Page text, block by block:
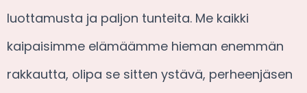
luottamusta ja paljon tunteita. Me kaikki
kaipaisimme elämäämme hieman enemmän
rakkautta, olipa se sitten ystävä, perheenjäsen